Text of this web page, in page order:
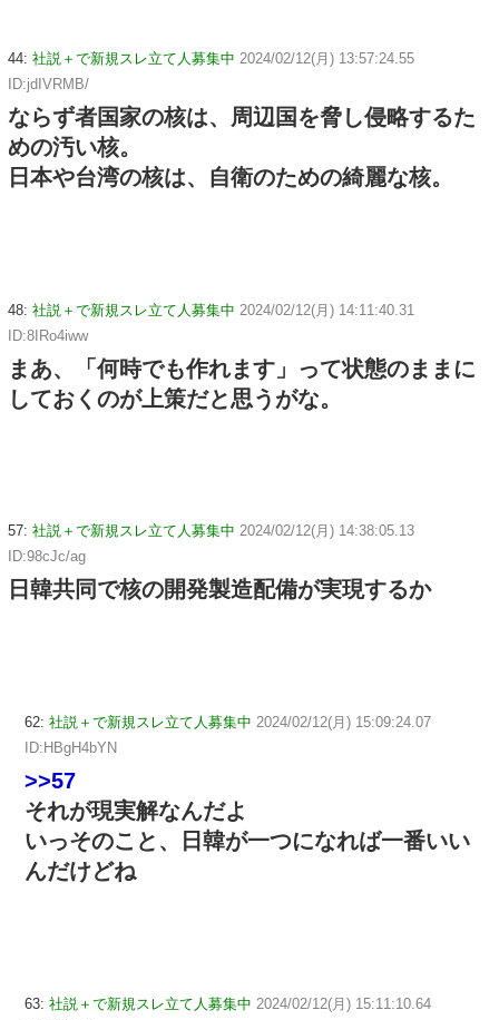
44: 社説＋で新規スレ立て人募集中 2024/02/12(月) 13:57:24.55
ID:jdIVRMB/
ならず者国家の核は、周辺国を脅し侵略するた
めの汚い核。
日本や台湾の核は、自衛のための綺麗な核。
48: 社説＋で新規スレ立て人募集中 2024/02/12(月) 14:11:40.31
ID:8IRo4iww
まあ、「何時でも作れます」って状態のままに
しておくのが上策だと思うがな。
57: 社説＋で新規スレ立て人募集中 2024/02/12(月) 14:38:05.13
ID:98cJc/ag
日韓共同で核の開発製造配備が実現するか
62: 社説＋で新規スレ立て人募集中 2024/02/12(月) 15:09:24.07
ID:HBgH4bYN
>>57
それが現実解なんだよ
いっそのこと、日韓が一つになれば一番いい
んだけどね
63: 社説＋で新規スレ立て人募集中 2024/02/12(月) 15:11:10.64